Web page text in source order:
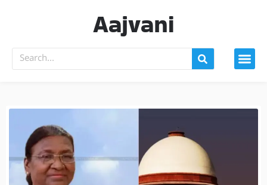
Aajvani